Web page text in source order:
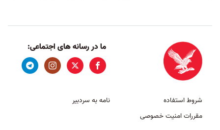
ما در رسانه های اجتماعی:
شروط استفاده
مقررات امنیت خصوصی
نامه به سردبیر